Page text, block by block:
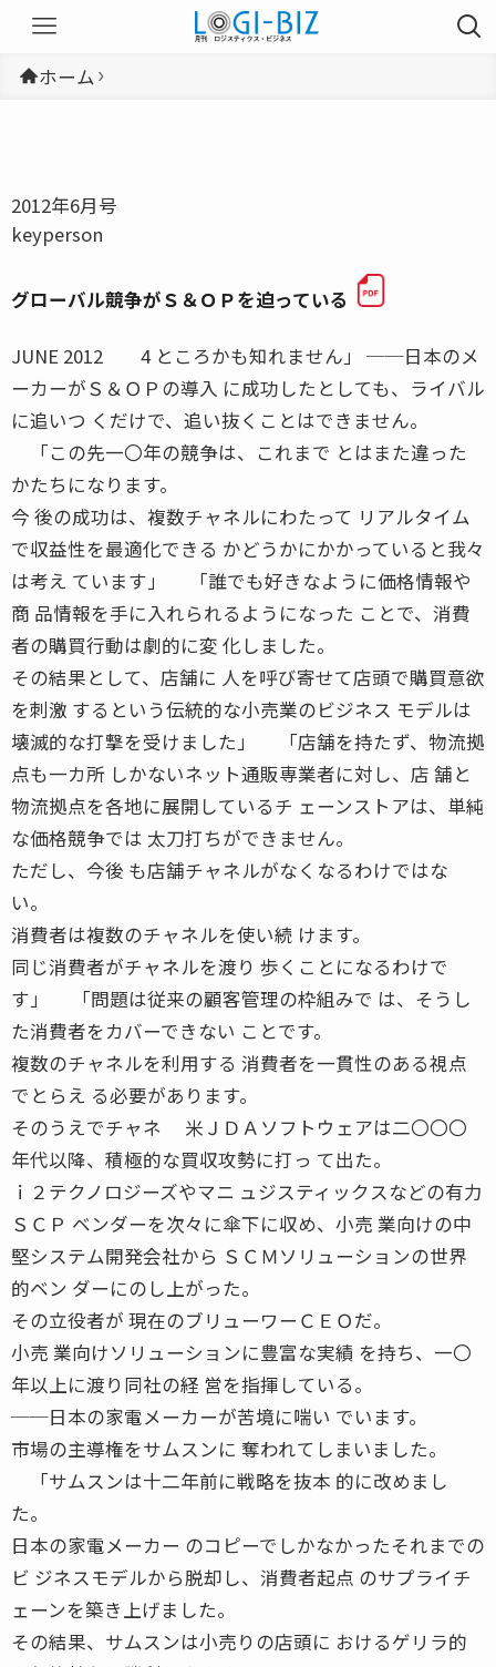
ホーム
2012年6月号
keyperson
グローバル競争がＳ＆ＯＰを迫っている
JUNE 2012 4 ところかも知れません」 ──日本のメ
ーカーがＳ＆ＯＰの導入 に成功したとしても、ライバル
に追いつ くだけで、追い抜くことはできません。
「この先一〇年の競争は、これまで とはまた違った
かたちになります。
今 後の成功は、複数チャネルにわたって リアルタイム
で収益性を最適化できる かどうかにかかっていると我々
は考え ています」 「誰でも好きなように価格情報や
商 品情報を手に入れられるようになった ことで、消費
者の購買行動は劇的に変 化しました。
その結果として、店舗に 人を呼び寄せて店頭で購買意欲
を刺激 するという伝統的な小売業のビジネス モデルは
壊滅的な打撃を受けました」 「店舗を持たず、物流拠
点も一カ所 しかないネット通販専業者に対し、店 舗と
物流拠点を各地に展開しているチ ェーンストアは、単純
な価格競争では 太刀打ちができません。
ただし、今後 も店舗チャネルがなくなるわけではな
い。
消費者は複数のチャネルを使い続 けます。
同じ消費者がチャネルを渡り 歩くことになるわけで
す」 「問題は従来の顧客管理の枠組みで は、そうし
た消費者をカバーできない ことです。
複数のチャネルを利用する 消費者を一貫性のある視点
でとらえ る必要があります。
そのうえでチャネ 米ＪＤＡソフトウェアは二〇〇〇
年代以降、積極的な買収攻勢に打っ て出た。
ｉ２テクノロジーズやマニ ュジスティックスなどの有力
ＳＣＰ ベンダーを次々に傘下に収め、小売 業向けの中
堅システム開発会社から ＳＣＭソリューションの世界
的ベン ダーにのし上がった。
その立役者が 現在のブリューワーＣＥＯだ。
小売 業向けソリューションに豊富な実績 を持ち、一〇
年以上に渡り同社の経 営を指揮している。
──日本の家電メーカーが苦境に喘い でいます。
市場の主導権をサムスンに 奪われてしまいました。
「サムスンは十二年前に戦略を抜本 的に改めまし
た。
日本の家電メーカー のコピーでしかなかったそれまでの
ビ ジネスモデルから脱却し、消費者起点 のサプライチ
ェーンを築き上げました。
その結果、サムスンは小売りの店頭に おけるゲリラ的